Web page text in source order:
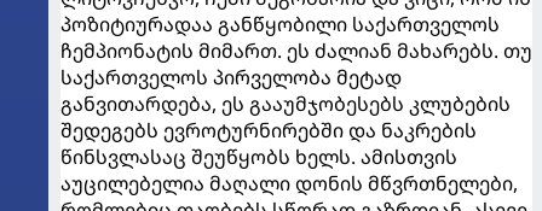
პოზიტიურადაა განწყობილი საქართველოს
ჩემპიონატის მიმართ. ეს ძალიან მახარებს. თუ
საქართველოს პირველობა მეტად
განვითარდება, ეს გააუმჯობესებს კლუბების
შედეგებს ევროტურნირებში და ნაკრების
წინსვლასაც შეუწყობს ხელს. ამისთვის
აუცილებელია მაღალი დონის მწვრთნელები,